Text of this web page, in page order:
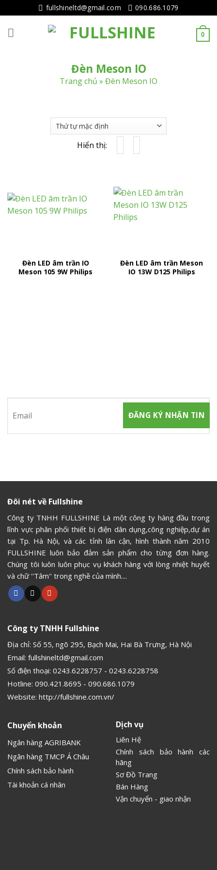
tục
tới
fullshineltd@gmail.com 090.686.1079
0
Đèn Meson IO
Trang chủ » Đèn Meson IO
Hiển thị:
Đèn LED âm trần IO
Meson 105 9W Philips
Đèn LED âm trần Meson
IO 13W D125 Philips
Đôi nét về Fullshine
Công ty TNHH FULLSHINE Là một công ty hàng đầu trong
lĩnh vực phân phối thiết bị điện dân dụng,công nghiệp,dự án
tại Tp. Hà Nội, và các tỉnh lân cận, hình thành năm 2010
FULLSHINE luôn bảo đảm sản phẩm cho từng đơn hàng.
Chúng tôi luôn luôn phục vụ khách hàng với lòng nhiệt huyết
và chữ ''Tâm'' trong nghề của mình....
Công ty TNHH Fullshine
Địa chỉ: Số 55, ngõ 295, Bạch Mai, Hai Bà Trưng, Hà Nội
Email: fullshineltd@gmail.com
Số điện thoại: 0243.6228757 - 0243.6228758
Hotline: 090.421.8695 - 090.686.1079
Website: http://fullshine.com.vn/
Chuyển khoản
Ngân hàng AGRIBANK
Ngân hàng TMCP Á Châu
Chính sách bảo hành
Tài khoản cá nhân
Dịch vụ
Liên Hệ
Chính sách bảo hành các
hãng
Sơ Đồ Trang
Bán Hàng
Vận chuyển - giao nhận